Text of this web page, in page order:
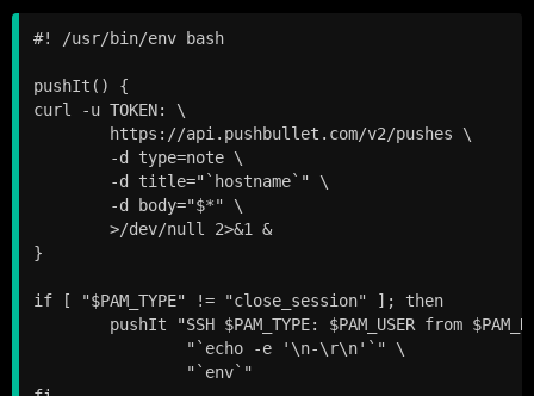
#! /usr/bin/env bash
pushIt() {
curl -u TOKEN: \
}
if [ "$PAM_TYPE" != "close_session" ]; then